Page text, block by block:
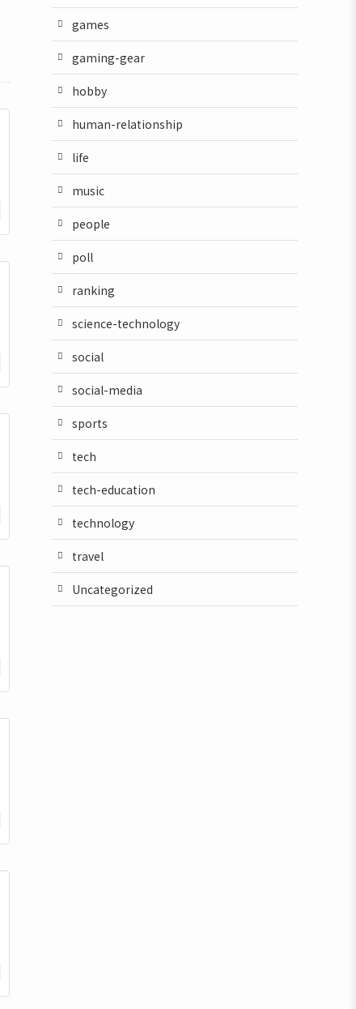
games
gaming-gear
hobby
human-relationship
life
music
people
poll
ranking
science-technology
social
social-media
sports
tech
tech-education
technology
travel
Uncategorized